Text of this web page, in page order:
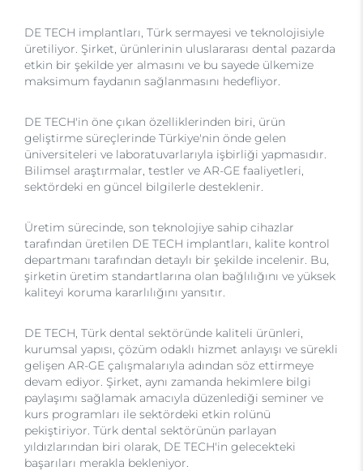
DE TECH implantları, Türk sermayesi ve teknolojisiyle
üretiliyor. Şirket, ürünlerinin uluslararası dental pazarda
etkin bir şekilde yer almasını ve bu sayede ülkemize
maksimum faydanın sağlanmasını hedefliyor.
DE TECH'in öne çıkan özelliklerinden biri, ürün
geliştirme süreçlerinde Türkiye'nin önde gelen
üniversiteleri ve laboratuvarlarıyla işbirliği yapmasıdır.
Bilimsel araştırmalar, testler ve AR-GE faaliyetleri,
sektördeki en güncel bilgilerle desteklenir.
Üretim sürecinde, son teknolojiye sahip cihazlar
tarafından üretilen DE TECH implantları, kalite kontrol
departmanı tarafından detaylı bir şekilde incelenir. Bu,
şirketin üretim standartlarına olan bağlılığını ve yüksek
kaliteyi koruma kararlılığını yansıtır.
DE TECH, Türk dental sektöründe kaliteli ürünleri,
kurumsal yapısı, çözüm odaklı hizmet anlayışı ve sürekli
gelişen AR-GE çalışmalarıyla adından söz ettirmeye
devam ediyor. Şirket, aynı zamanda hekimlere bilgi
paylaşımı sağlamak amacıyla düzenlediği seminer ve
kurs programları ile sektördeki etkin rolünü
pekiştiriyor. Türk dental sektörünün parlayan
yıldızlarından biri olarak, DE TECH'in gelecekteki
başarıları merakla bekleniyor.